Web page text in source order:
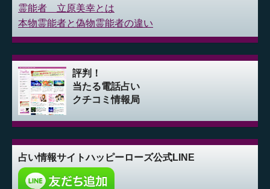
霊能者 立原美幸とは
本物霊能者と偽物霊能者の違い
評判！
当たる電話占い
クチコミ情報局
占い情報サイトハッピーローズ公式LINE